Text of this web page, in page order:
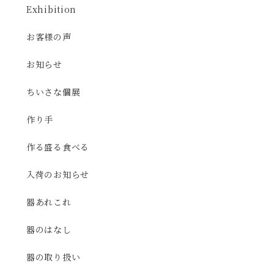
Exhibition
お客様の声
お知らせ
ちいさな個展
作り手
作る盛る食べる
入荷のお知らせ
器あれこれ
器のはなし
器の取り扱い